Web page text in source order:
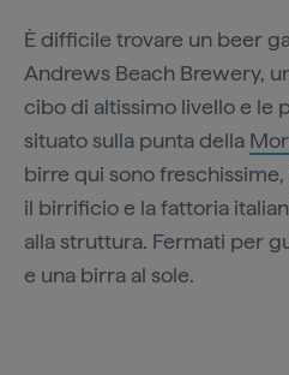
È difficile trovare un beer
Andrews Beach Brewery,
cibo di altissimo livello e le
situato sulla punta della
birre qui sono
il birrificio e la fattoria
alla struttura. Fermati per
e una birra al sole.